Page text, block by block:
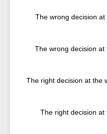
The wrong decision at
The wrong decision at
The right decision at the
The right decision at